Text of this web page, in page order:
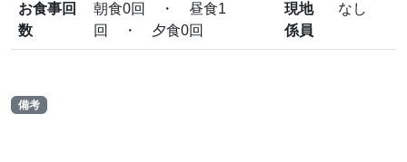
お食事回
数
朝食0回 ・ 昼食1
回 ・ 夕食0回
現地
係員
なし
備考